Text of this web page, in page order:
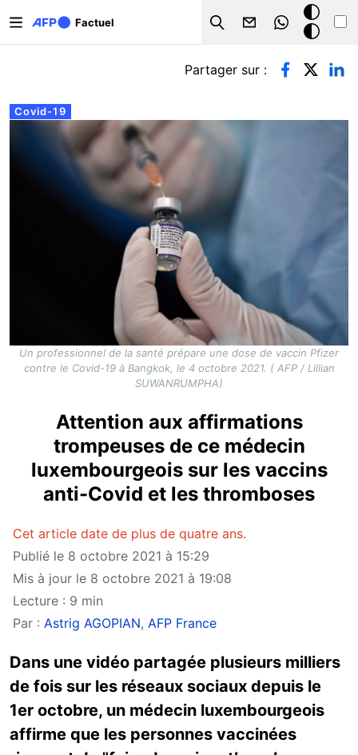
Factuel
Search
Mode
sombre
Onglets principaux
Covid-19
Partager sur :
Un professionnel de la santé prépare une dose de vaccin Pfizer
contre le Covid-19 à Bangkok, le 4 octobre 2021. ( AFP / Lillian
SUWANRUMPHA)
Attention aux affirmations
trompeuses de ce médecin
luxembourgeois sur les vaccins
anti-Covid et les thromboses
Cet article date de plus de quatre ans.
Publié le 8 octobre 2021 à 15:29
Mis à jour le 8 octobre 2021 à 19:08
Lecture : 9 min
Par : Astrig AGOPIAN, AFP France
Dans une vidéo partagée plusieurs milliers
de fois sur les réseaux sociaux depuis le
1er octobre, un médecin luxembourgeois
affirme que les personnes vaccinées